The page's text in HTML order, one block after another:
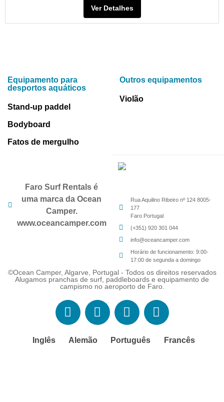
Ver Detalhes
Rua Aquilino Ribeiro nº 124 8005-
177
Faro Portugal
(+351) 920 301 044
info@oceancamper.com
Horário de funcionamento: 9:00-
17:00 de segunda a domingo
Faro Surf Rentals é
uma marca da Ocean
Camper.
www.oceancamper.com
Outros equipamentos
Violão
Equipamento para
desportos aquáticos
Stand-up paddel
Bodyboard
Fatos de mergulho
©Ocean Camper, Algarve, Portugal - Todos os direitos reservados
Alugamos pranchas de surf, paddleboards e equipamento de
campismo no aeroporto de Faro.
Inglês Alemão Português Francês